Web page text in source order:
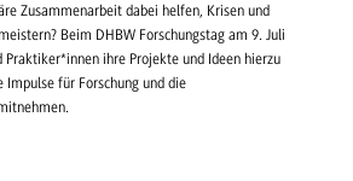
Zusammenarbeit dabei helfen, Krisen und
Beim DHBW Forschungstag am 9. Juli
Praktiker*innen ihre Projekte und Ideen hierzu
für Forschung und die